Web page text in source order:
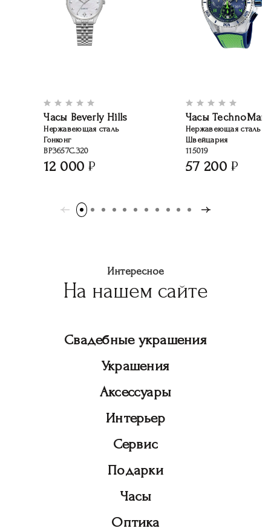
Часы Beverly Hills
Нержавеющая сталь
Гонконг
BP3657C.320
12 000
Часы
Нержавеющая сталь
Швейцария
115019
57 200
Интересное
На нашем сайте
Свадебные украшения
Украшения
Аксессуары
Интерьер
Сервис
Подарки
Часы
Оптика